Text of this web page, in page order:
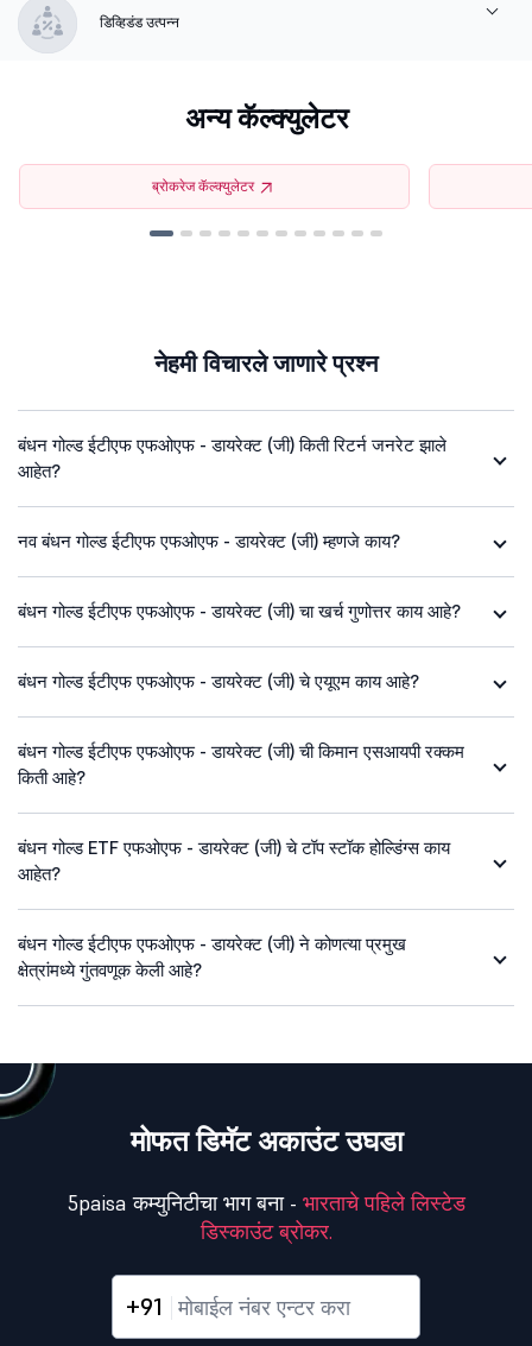
डिव्हिडंड उत्पन्न
अन्य कॅल्क्युलेटर
ब्रोकरेज कॅल्क्युलेटर
नेहमी विचारले जाणारे प्रश्न
बंधन गोल्ड ईटीएफ एफओएफ - डायरेक्ट (जी) किती रिटर्न जनरेट झाले
आहेत?
नव बंधन गोल्ड ईटीएफ एफओएफ - डायरेक्ट (जी) म्हणजे काय?
बंधन गोल्ड ईटीएफ एफओएफ - डायरेक्ट (जी) चा खर्च गुणोत्तर काय आहे?
बंधन गोल्ड ईटीएफ एफओएफ - डायरेक्ट (जी) चे एयूएम काय आहे?
बंधन गोल्ड ईटीएफ एफओएफ - डायरेक्ट (जी) ची किमान एसआयपी रक्कम
किती आहे?
बंधन गोल्ड ETF एफओएफ - डायरेक्ट (जी) चे टॉप स्टॉक होल्डिंग्स काय
आहेत?
बंधन गोल्ड ईटीएफ एफओएफ - डायरेक्ट (जी) ने कोणत्या प्रमुख
क्षेत्रांमध्ये गुंतवणूक केली आहे?
मोफत डिमॅट अकाउंट उघडा
5paisa कम्युनिटीचा भाग बना - भारताचे पहिले लिस्टेड
डिस्काउंट ब्रोकर.
+91